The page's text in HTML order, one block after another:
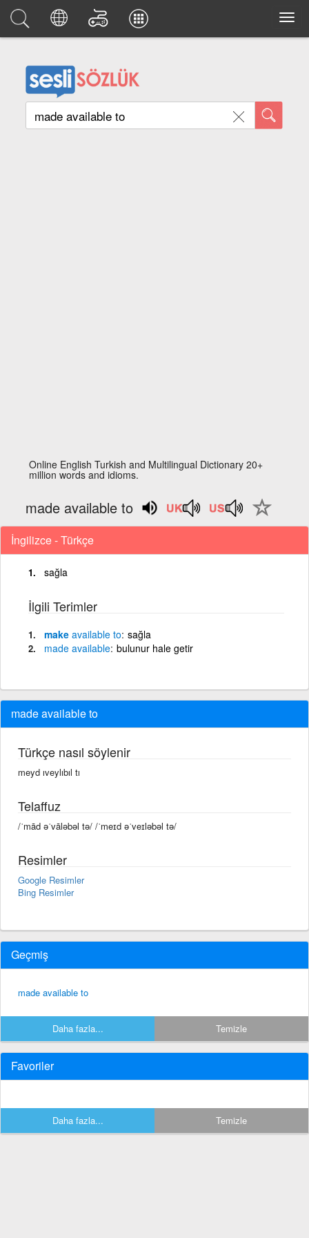
Online English Turkish and Multilingual Dictionary 20+
million words and idioms.
made available to
İngilizce - Türkçe
sağla
İlgili Terimler
make available to sağla
made available bulunur hale getir
made available to
Türkçe nasıl söylenir
meyd ıveylıbıl tı
Telaffuz
/ˈmād əˈvāləbəl tə/ /ˈmeɪd əˈveɪləbəl tə/
Resimler
Google Resimler
Bing Resimler
Geçmiş
made available to
Daha fazla... Temizle
Favoriler
Daha fazla... Temizle